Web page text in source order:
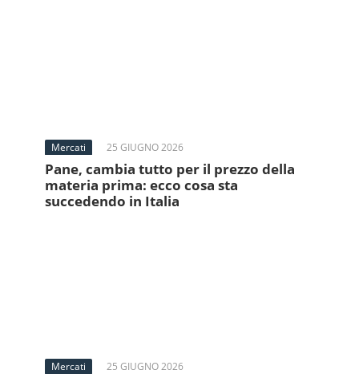
Mercati 25 GIUGNO 2026
Pane, cambia tutto per il prezzo della
materia prima: ecco cosa sta
succedendo in Italia
Mercati 25 GIUGNO 2026